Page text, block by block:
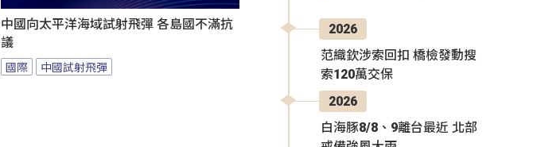
中國向太平洋海域試射飛彈 各島國不滿抗
議
國際 中國試射飛彈
2026
范織欽涉索回扣 橋檢發動搜
索120萬交保
2026
白海豚8/8、9離台最近 北部